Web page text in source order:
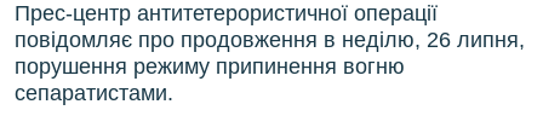
Усі сайти RFE/RL
Прес-центр антитетерористичної операції
повідомляє про продовження в неділю, 26 липня,
порушення режиму припинення вогню
сепаратистами.